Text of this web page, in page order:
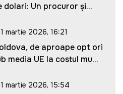
dolari: Un procuror și...
martie 2026, 16:21
de aproape opt ori
media UE la costul mu...
martie 2026, 15:54